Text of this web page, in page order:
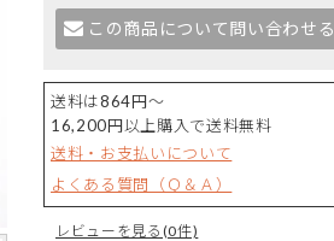
この商品について問い合わせる
送料は864円～
16,200円以上購入で送料無料
送料・お支払いについて
よくある質問（Ｑ＆Ａ）
レビューを見る(0件)